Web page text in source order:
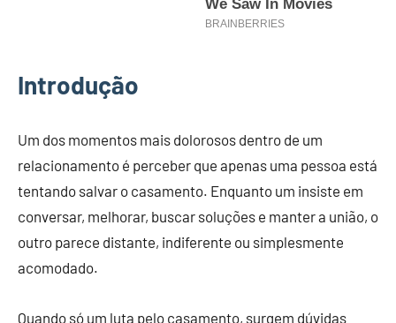
Introdução
Um dos momentos mais dolorosos dentro de um
relacionamento é perceber que apenas uma pessoa está
tentando salvar o casamento. Enquanto um insiste em
conversar, melhorar, buscar soluções e manter a união, o
outro parece distante, indiferente ou simplesmente
acomodado.
Quando só um luta pelo casamento, surgem dúvidas